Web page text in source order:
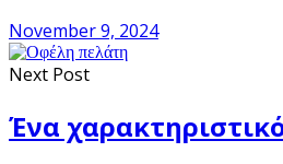
November 9, 2024
Next Post
Ένα